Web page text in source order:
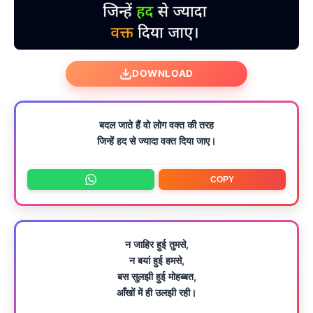
DOWNLOAD
बदल जाते हैं वो लोग वक्त की तरह
जिन्हें हद से ज्यादा वक्त दिया जाए।
COPY
न जाहिर हुई तुमसे,
न बयां हुई हमसे,
बस सुलझी हुई मोहब्बत,
आँखों में ही उलझी रही।